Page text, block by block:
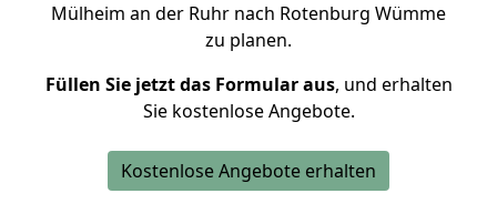
Mülheim an der Ruhr nach Rotenburg Wümme
zu planen.
Füllen Sie jetzt das Formular aus, und erhalten
Sie kostenlose Angebote.
Kostenlose Angebote erhalten